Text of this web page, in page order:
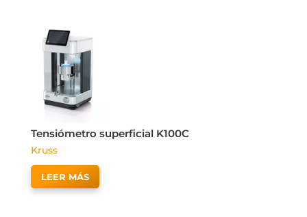
Tensiómetro superficial K100C
Kruss
LEER MÁS